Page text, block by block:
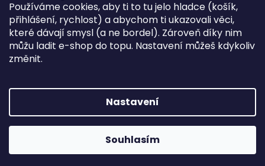
Používáme cookies, aby ti to tu jelo hladce (košík,
přihlášení, rychlost) a abychom ti ukazovali věci,
které dávají smysl (a ne bordel). Zároveň díky nim
můžu ladit e-shop do topu. Nastavení můžeš kdykoliv
změnit.
Nastavení
Souhlasím
Hodnocení produktu je 5 z 5 hvězdiček.
| Klára Musilová
Jsem velice spokojena, velmi kvalitni zbozi.
Vytvořil Shoptet
Copyright 2026HANZIWORK. Všechna práva vyhrazena.